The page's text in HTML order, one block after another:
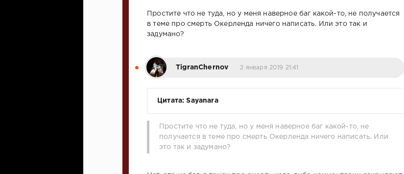
Простите что не туда, но у меня наверное баг какой-то, не получается
в теме про смерть Окерленда ничего написать. Или это так и
задумано?
TigranChernov 2 января 2019 21:41
Цитата: Sayanara
Простите что не туда, но у меня наверное баг какой-то, не
получается в теме про смерть Окерленда ничего написать. Или
это так и задумано?